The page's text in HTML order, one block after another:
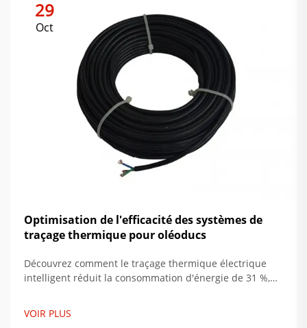
29
Oct
Optimisation de l'efficacité des systèmes de
traçage thermique pour oléoducs
Découvrez comment le traçage thermique électrique
intelligent réduit la consommation d'énergie de 31 %,
investissement et les avantages en matière de
VOIR PLUS